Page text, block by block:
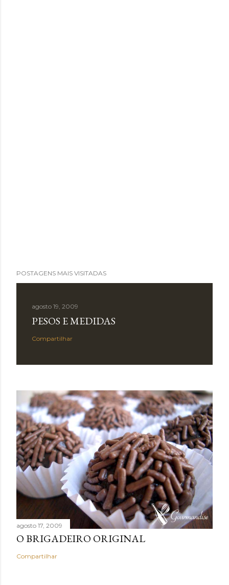
POSTAGENS MAIS VISITADAS
agosto 19, 2009
PESOS E MEDIDAS
Compartilhar
agosto 17, 2009
O BRIGADEIRO ORIGINAL
Compartilhar